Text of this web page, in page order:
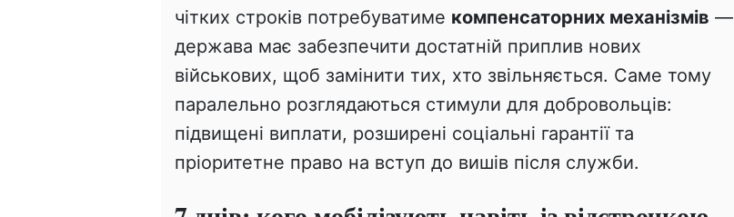
чітких строків потребуватиме компенсаторних механізмів —
держава має забезпечити достатній приплив нових
військових, щоб замінити тих, хто звільняється. Саме тому
паралельно розглядаються стимули для добровольців:
підвищені виплати, розширені соціальні гарантії та
пріоритетне право на вступ до вишів після служби.